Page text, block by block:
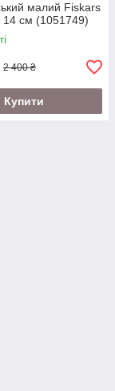
малий Fiskars
14 см (1051749)
2 400 ₴
Купити